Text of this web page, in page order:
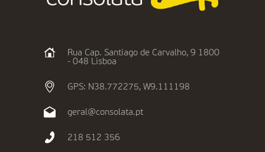
Rua Cap. Santiago de Carvalho, 9 1800
- 048 Lisboa
GPS: N38.772275, W9.111198
geral@consolata.pt
218 512 356